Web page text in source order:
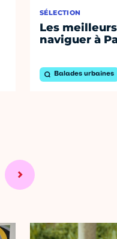
SÉLECTION
Les
naviguer à
Balades urbaines